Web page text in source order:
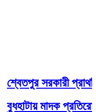
শ্বেতপুর সরকারী
বুধহাটায় মাদক